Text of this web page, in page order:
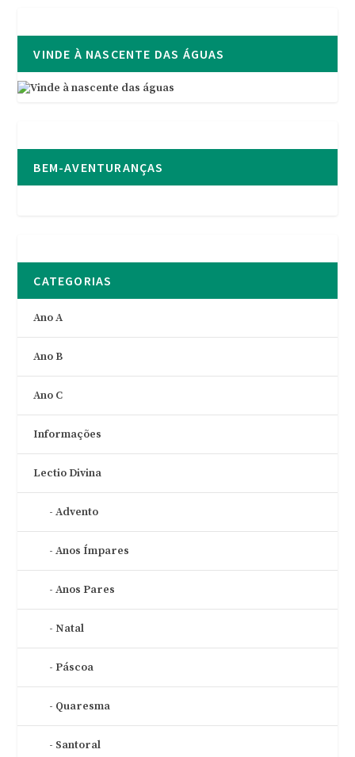
VINDE À NASCENTE DAS ÁGUAS
BEM-AVENTURANÇAS
CATEGORIAS
Ano A
Ano B
Ano C
Informações
Lectio Divina
Advento
Anos Ímpares
Anos Pares
Natal
Páscoa
Quaresma
Santoral